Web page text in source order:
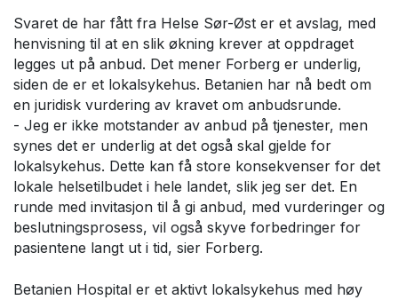
Svaret de har fått fra Helse Sør-Øst er et avslag, med
henvisning til at en slik økning krever at oppdraget
legges ut på anbud. Det mener Forberg er underlig,
siden de er et lokalsykehus. Betanien har nå bedt om
en juridisk vurdering av kravet om anbudsrunde.
- Jeg er ikke motstander av anbud på tjenester, men
synes det er underlig at det også skal gjelde for
lokalsykehus. Dette kan få store konsekvenser for det
lokale helsetilbudet i hele landet, slik jeg ser det. En
runde med invitasjon til å gi anbud, med vurderinger og
beslutningsprosess, vil også skyve forbedringer for
pasientene langt ut i tid, sier Forberg.
Betanien Hospital er et aktivt lokalsykehus med høy